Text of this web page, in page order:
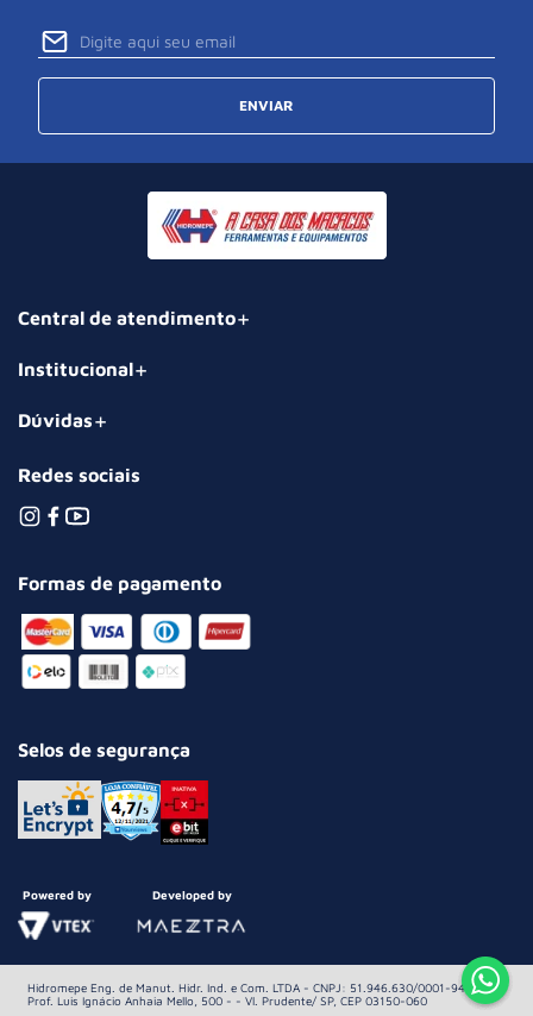
ENVIAR
Central de atendimento
Institucional
Dúvidas
Redes sociais
Formas de pagamento
Selos de segurança
Powered by Developed by
Hidromepe Eng. de Manut. Hidr. Ind. e Com. LTDA - CNPJ: 51.946.630/0001-94 Av.
Prof. Luis Ignácio Anhaia Mello, 500 - - Vl. Prudente/ SP, CEP 03150-060